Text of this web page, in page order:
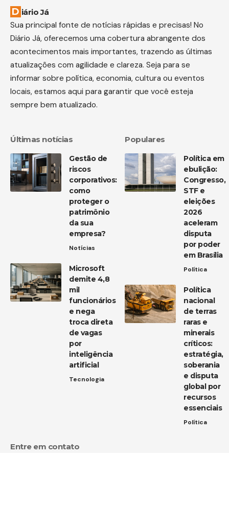
Diário Já
Sua principal fonte de notícias rápidas e precisas! No
Diário Já, oferecemos uma cobertura abrangente dos
acontecimentos mais importantes, trazendo as últimas
atualizações com agilidade e clareza. Seja para se
informar sobre política, economia, cultura ou eventos
locais, estamos aqui para garantir que você esteja
sempre bem atualizado.
Últimas notícias
Gestão de
riscos
corporativos:
como
proteger o
patrimônio
da sua
empresa?
Notícias
Microsoft
demite 4,8
mil
funcionários
e nega
troca direta
de vagas
por
inteligência
artificial
Tecnologia
Populares
Política em
ebulição:
Congresso,
STF e
eleições
2026
aceleram
disputa
por poder
em Brasília
Política
Política
nacional
de terras
raras e
minerais
críticos:
estratégia,
soberania
e disputa
global por
recursos
essenciais
Política
Entre em contato